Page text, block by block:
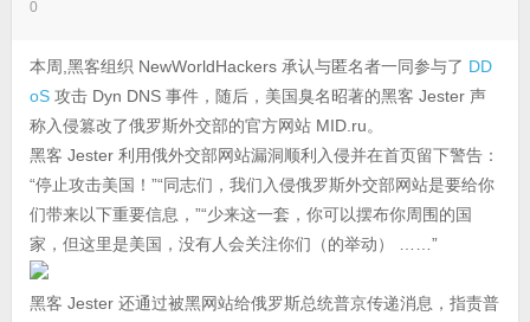
0
本周,黑客组织 NewWorldHackers 承认与匿名者一同参与了 DD
oS攻击 Dyn DNS 事件，随后，美国臭名昭著的黑客 Jester 声
称入侵篡改了俄罗斯外交部的官方网站 MID.ru。
黑客 Jester 利用俄外交部网站漏洞顺利入侵并在首页留下警告：
“停止攻击美国！”“同志们，我们入侵俄罗斯外交部网站是要给你
们带来以下重要信息，”“少来这一套，你可以摆布你周围的国
家，但这里是美国，没有人会关注你们（的举动） ……”
黑客 Jester 还通过被黑网站给俄罗斯总统普京传递消息，指责普